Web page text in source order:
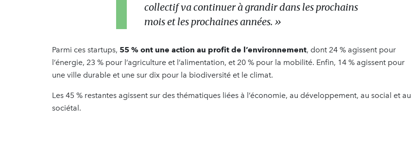
collectif va continuer à grandir dans les prochains
mois et les prochaines années. »
Parmi ces startups, 55 % ont une action au profit de l’environnement, dont 24 % agissent pour
l’énergie, 23 % pour l’agriculture et l’alimentation, et 20 % pour la mobilité. Enfin, 14 % agissent pour
une ville durable et une sur dix pour la biodiversité et le climat.
Les 45 % restantes agissent sur des thématiques liées à l’économie, au développement, au social et au
sociétal.